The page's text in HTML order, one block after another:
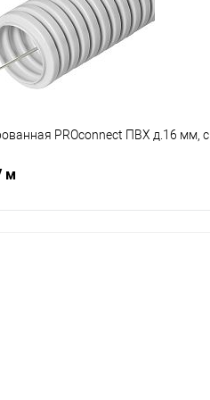
В наличии
PROconnect ПВХ д.16 мм, с
м